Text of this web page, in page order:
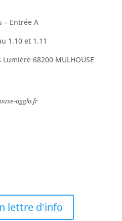
– Entrée A
1.10 et 1.11
68200 MULHOUSE
agglo.fr
lettre d'info